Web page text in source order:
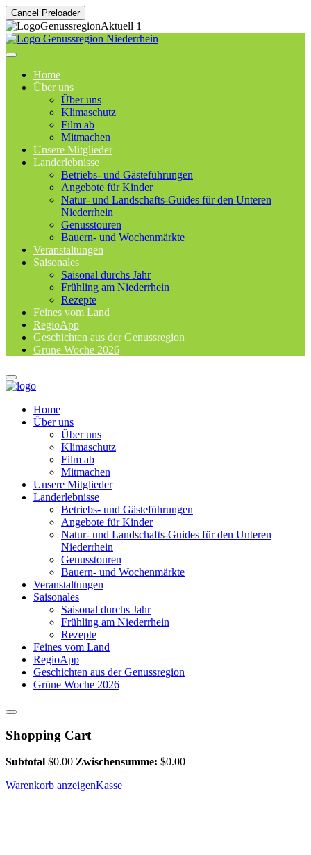
Cancel Preloader
Home
Über uns
Über uns
Klimaschutz
Film ab
Mitmachen
Unsere Mitglieder
Landerlebnisse
Betriebs- und Gästeführungen
Angebote für Kinder
Natur- und Landschafts-Guides für den Unteren
Niederrhein
Genusstouren
Bauern- und Wochenmärkte
Veranstaltungen
Saisonales
Saisonal durchs Jahr
Frühling am Niederrhein
Rezepte
Feines vom Land
RegioApp
Geschichten aus der Genussregion
Grüne Woche 2026
Home
Über uns
Über uns
Klimaschutz
Film ab
Mitmachen
Unsere Mitglieder
Landerlebnisse
Betriebs- und Gästeführungen
Angebote für Kinder
Natur- und Landschafts-Guides für den Unteren
Niederrhein
Genusstouren
Bauern- und Wochenmärkte
Veranstaltungen
Saisonales
Saisonal durchs Jahr
Frühling am Niederrhein
Rezepte
Feines vom Land
RegioApp
Geschichten aus der Genussregion
Grüne Woche 2026
Shopping Cart
Subtotal $0.00 Zwischensumme: $0.00
Warenkorb anzeigenKasse